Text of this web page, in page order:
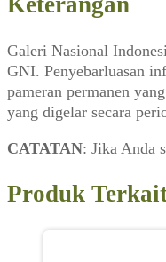
Galeri
(Arti,
Desember
2008)
Galeri Nasional
GNI. Penyebarluasan
pameran permanen
yang digelar secara
CATATAN: Jika Anda
Produk